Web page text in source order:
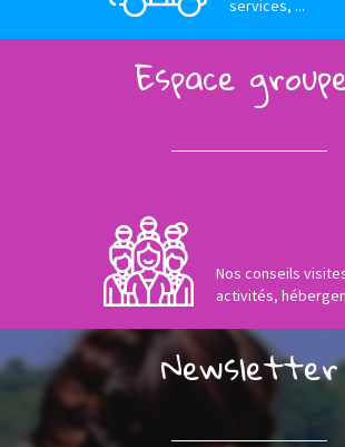
services, ...
Espace
Nos conseils
activités,
Newsletter